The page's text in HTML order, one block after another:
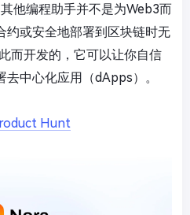
他编程助手并不是为Web3而
约或安全地部署到区块链时无
而开发的，它可以让你自信
中心化应用（dApps）。
Hunt